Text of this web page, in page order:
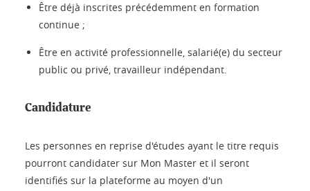
Être déjà inscrites précédemment en formation
continue ;
Être en activité professionnelle, salarié(e) du secteur
public ou privé, travailleur indépendant.
Candidature
Les personnes en reprise d'études ayant le titre requis
pourront candidater sur Mon Master et il seront
identifiés sur la plateforme au moyen d'un